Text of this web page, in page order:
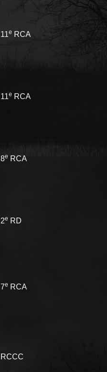
11e RCA
11e RCA
8e RCA
2e RD
7e RCA
RCCC